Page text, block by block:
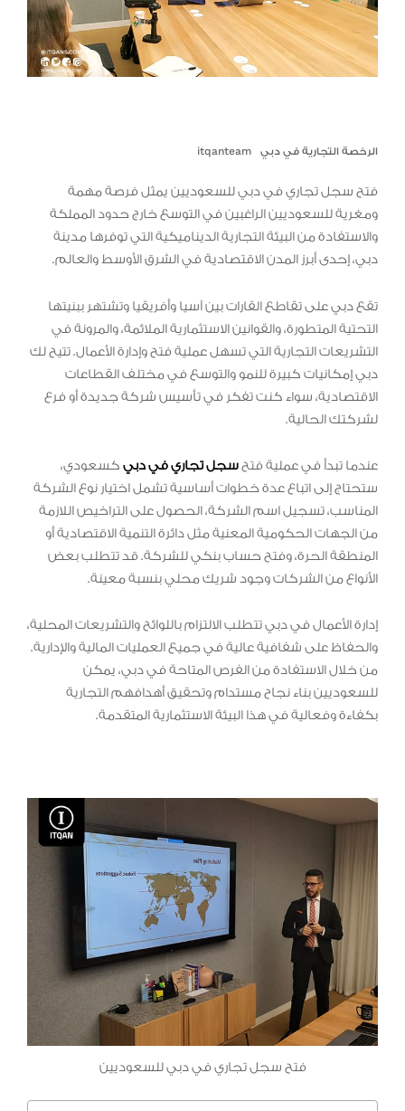
الرخصة التجارية في دبي itqanteam
فتح سجل تجاري في دبي للسعوديين يمثل فرصة مهمة
ومغرية للسعوديين الراغبين في التوسع خارج حدود المملكة
والاستفادة من البيئة التجارية الديناميكية التي توفرها مدينة
دبي، إحدى أبرز المدن الاقتصادية في الشرق الأوسط والعالم.
تقع دبي على تقاطع القارات بين آسيا وأفريقيا وتشتهر ببنيتها
التحتية المتطورة، والقوانين الاستثمارية الملائمة، والمرونة في
التشريعات التجارية التي تسهل عملية فتح وإدارة الأعمال. تتيح لك
دبي إمكانيات كبيرة للنمو والتوسع في مختلف القطاعات
الاقتصادية، سواء كنت تفكر في تأسيس شركة جديدة أو فرع
لشركتك الحالية.
عندما تبدأ في عملية فتحسجل تجاري في دبي كسعودي،
ستحتاج إلى اتباع عدة خطوات أساسية تشمل اختيار نوع الشركة
المناسب، تسجيل اسم الشركة، الحصول على التراخيص اللازمة
من الجهات الحكومية المعنية مثل دائرة التنمية الاقتصادية أو
المنطقة الحرة، وفتح حساب بنكي للشركة. قد تتطلب بعض
الأنواع من الشركات وجود شريك محلي بنسبة معينة.
إدارة الأعمال في دبي تتطلب الالتزام باللوائح والتشريعات المحلية،
والحفاظ على شفافية عالية في جميع العمليات المالية والإدارية.
من خلال الاستفادة من الفرص المتاحة في دبي، يمكن
للسعوديين بناء نجاح مستدام وتحقيق أهدافهم التجارية
بكفاءة وفعالية في هذا البيئة الاستثمارية المتقدمة.
فتح سجل تجاري في دبي للسعوديين